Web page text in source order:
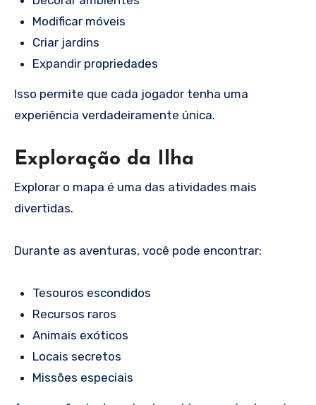
Modificar móveis
Criar jardins
Expandir propriedades
Isso permite que cada jogador tenha uma
experiência verdadeiramente única.
Exploração da Ilha
Explorar o mapa é uma das atividades mais
divertidas.
Durante as aventuras, você pode encontrar:
Tesouros escondidos
Recursos raros
Animais exóticos
Locais secretos
Missões especiais